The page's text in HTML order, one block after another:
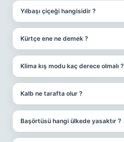
Yılbaşı çiçeği hangisidir ?
Kürtçe ene ne demek ?
Klima kış modu kaç derece olmalı ?
Kalb ne tarafta olur ?
Başörtüsü hangi ülkede yasaktır ?